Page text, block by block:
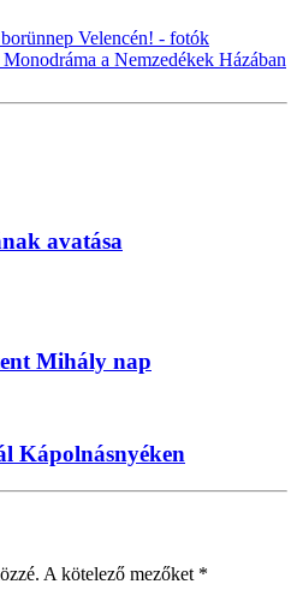
Velencén! - fotók
a Nemzedékek Házában
avatása
Mihály nap
Kápolnásnyéken
A kötelező mezőket *